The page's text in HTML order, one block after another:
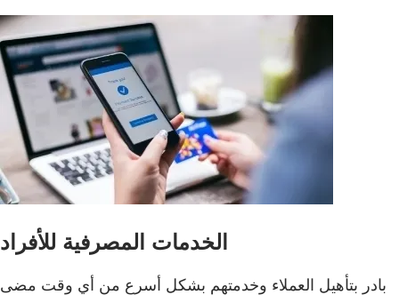
الخدمات المصرفية للأفراد
بادر بتأهيل العملاء وخدمتهم بشكل أسرع من أي وقت مضى